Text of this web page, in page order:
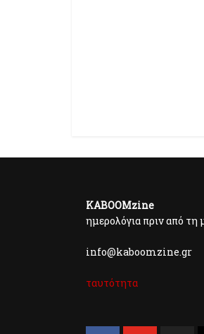
KABOOMzine
ημερολόγια πριν από τη
info@kaboomzine.gr
ταυτότητα